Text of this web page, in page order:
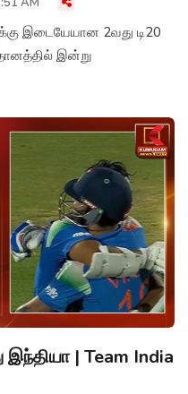
இடையேயான 2வது டி20
இன்று
| Team India